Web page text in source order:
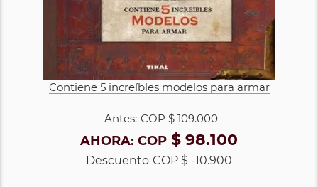
Contiene 5 increíbles modelos para armar
Antes: COP$ 109.000
AHORA: COP $ 98.100
Descuento COP $ -10.900